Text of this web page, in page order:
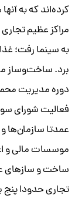
کرده‌اند که به
مراکز عظیم
به سینما رفت؛
دوره مدیریت
فعالیت شورای
عمدتا سازمان‌ها
موسسات مالی و
ساخت و سازهای
تجاری حدودا پنج